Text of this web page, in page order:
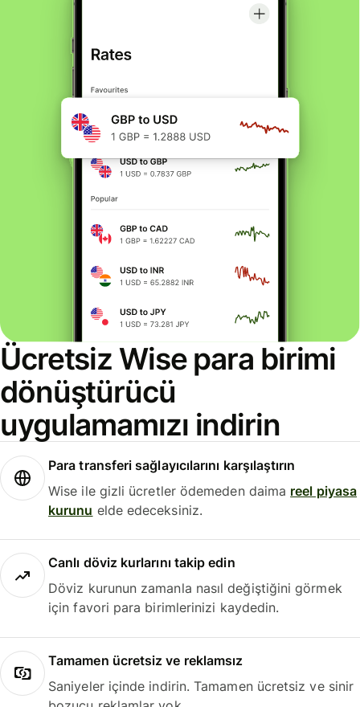
Ücretsiz Wise para birimi
dönüştürücü
uygulamamızı indirin
Para transferi sağlayıcılarını karşılaştırın
Wise ile gizli ücretler ödemeden daima reel piyasa
kurunu elde edeceksiniz.
Canlı döviz kurlarını takip edin
Döviz kurunun zamanla nasıl değiştiğini görmek
için favori para birimlerinizi kaydedin.
Tamamen ücretsiz ve reklamsız
Saniyeler içinde indirin. Tamamen ücretsiz ve sinir